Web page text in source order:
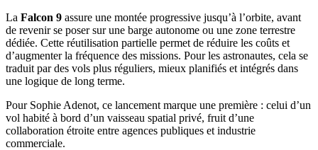
La Falcon 9 assure une montée progressive jusqu’à l’orbite, avant
de revenir se poser sur une barge autonome ou une zone terrestre
dédiée. Cette réutilisation partielle permet de réduire les coûts et
d’augmenter la fréquence des missions. Pour les astronautes, cela se
traduit par des vols plus réguliers, mieux planifiés et intégrés dans
une logique de long terme.
Pour Sophie Adenot, ce lancement marque une première : celui d’un
vol habité à bord d’un vaisseau spatial privé, fruit d’une
collaboration étroite entre agences publiques et industrie
commerciale.